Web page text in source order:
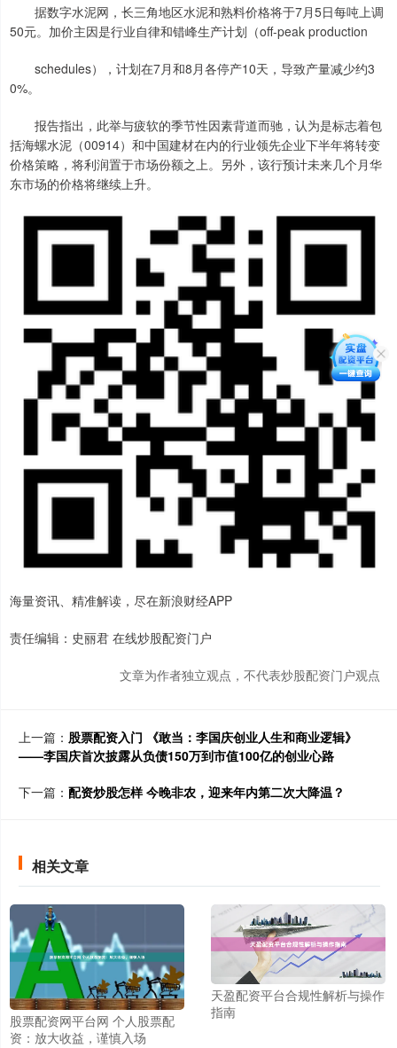
据数字水泥网，长三角地区水泥和熟料价格将于7月5日每吨上调
50元。加价主因是行业自律和错峰生产计划（off-peak production
schedules），计划在7月和8月各停产10天，导致产量减少约3
0%。
报告指出，此举与疲软的季节性因素背道而驰，认为是标志着包
括海螺水泥（00914）和中国建材在内的行业领先企业下半年将转变
价格策略，将利润置于市场份额之上。另外，该行预计未来几个月华
东市场的价格将继续上升。
海量资讯、精准解读，尽在新浪财经APP
责任编辑：史丽君 在线炒股配资门户
文章为作者独立观点，不代表炒股配资门户观点
上一篇： 股票配资入门 《敢当：李国庆创业人生和商业逻辑》
——李国庆首次披露从负债150万到市值100亿的创业心路
下一篇： 配资炒股怎样 今晚非农，迎来年内第二次大降温？
相关文章
股票配资网平台网 个人股票配
资：放大收益，谨慎入场
天盈配资平台合规性解析与操作
指南